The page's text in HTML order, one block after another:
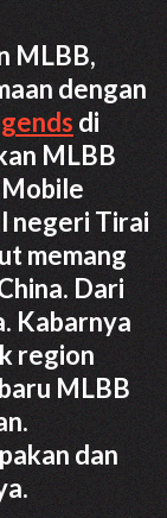
MLBB,
dengan
di
MLBB
negeri Tirai
memang
Dari
Kabarnya
region
MLBB
dan